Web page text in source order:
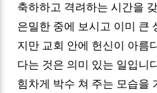
축하하고 격려하는 시간을
은밀한 중에 보시고 이미 큰
지만 교회 안에 헌신이 아름
다는 것은 의미 있는 일입니
힘차게 박수 쳐 주는 모습을